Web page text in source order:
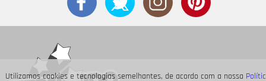
Utilizamos cookies e tecnologias semelhantes, de acordo com a nossa